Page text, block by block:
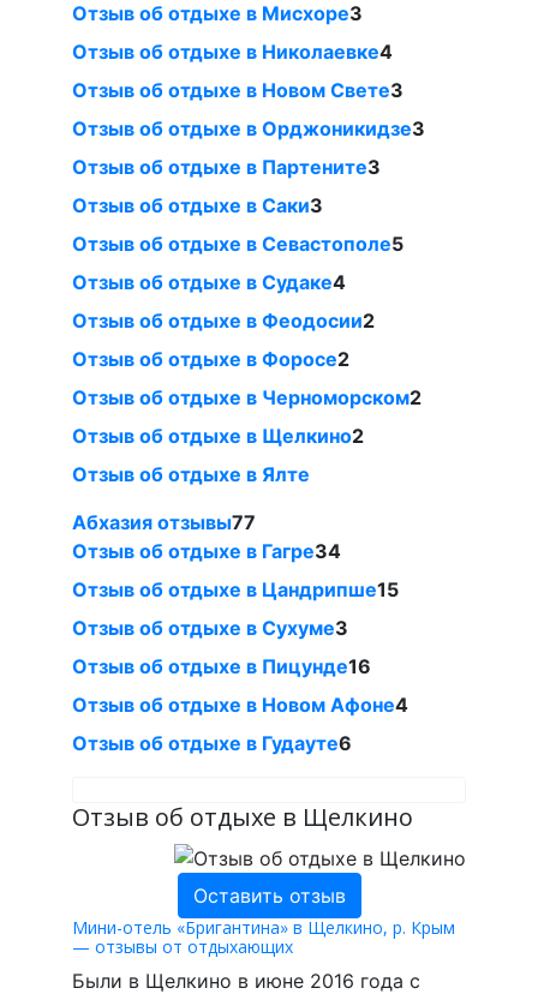
Отзыв об отдыхе в Мисхоре3
Отзыв об отдыхе в Николаевке4
Отзыв об отдыхе в Новом Свете3
Отзыв об отдыхе в Орджоникидзе3
Отзыв об отдыхе в Партените3
Отзыв об отдыхе в Саки3
Отзыв об отдыхе в Севастополе5
Отзыв об отдыхе в Судаке4
Отзыв об отдыхе в Феодосии2
Отзыв об отдыхе в Форосе2
Отзыв об отдыхе в Черноморском2
Отзыв об отдыхе в Щелкино2
Отзыв об отдыхе в Ялте
Абхазия отзывы77
Отзыв об отдыхе в Гагре34
Отзыв об отдыхе в Цандрипше15
Отзыв об отдыхе в Сухуме3
Отзыв об отдыхе в Пицунде16
Отзыв об отдыхе в Новом Афоне4
Отзыв об отдыхе в Гудауте6
Отзыв об отдыхе в Щелкино
Оставить отзыв
Мини-отель «Бригантина» в Щелкино, р. Крым
— отзывы от отдыхающих
Были в Щелкино в июне 2016 года с